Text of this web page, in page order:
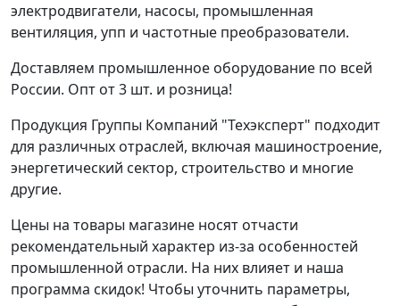
электродвигатели, насосы, промышленная
вентиляция, упп и частотные преобразователи.
Доставляем промышленное оборудование по всей
России. Опт от 3 шт. и розница!
Продукция Группы Компаний "Техэксперт" подходит
для различных отраслей, включая машиностроение,
энергетический сектор, строительство и многие
другие.
Цены на товары магазине носят отчасти
рекомендательный характер из-за особенностей
промышленной отрасли. На них влияет и наша
программа скидок! Чтобы уточнить параметры,